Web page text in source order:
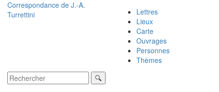
Correspondance de J.-A.
Turrettini
Lettres
Lieux
Carte
Ouvrages
Personnes
Thèmes